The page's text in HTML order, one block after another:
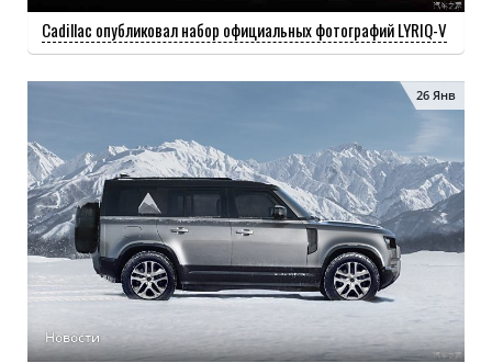
Cadillac опубликовал набор официальных фотографий LYRIQ-V
Новости
26 Янв